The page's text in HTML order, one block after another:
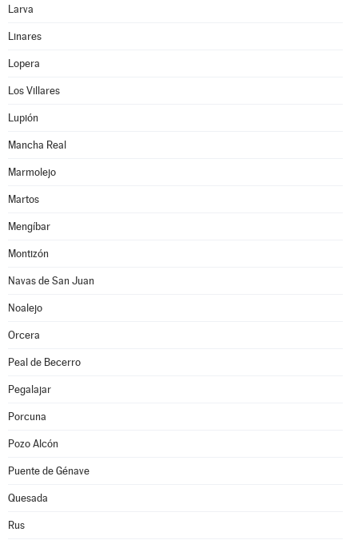
Larva
Linares
Lopera
Los Villares
Lupión
Mancha Real
Marmolejo
Martos
Mengíbar
Montizón
Navas de San Juan
Noalejo
Orcera
Peal de Becerro
Pegalajar
Porcuna
Pozo Alcón
Puente de Génave
Quesada
Rus